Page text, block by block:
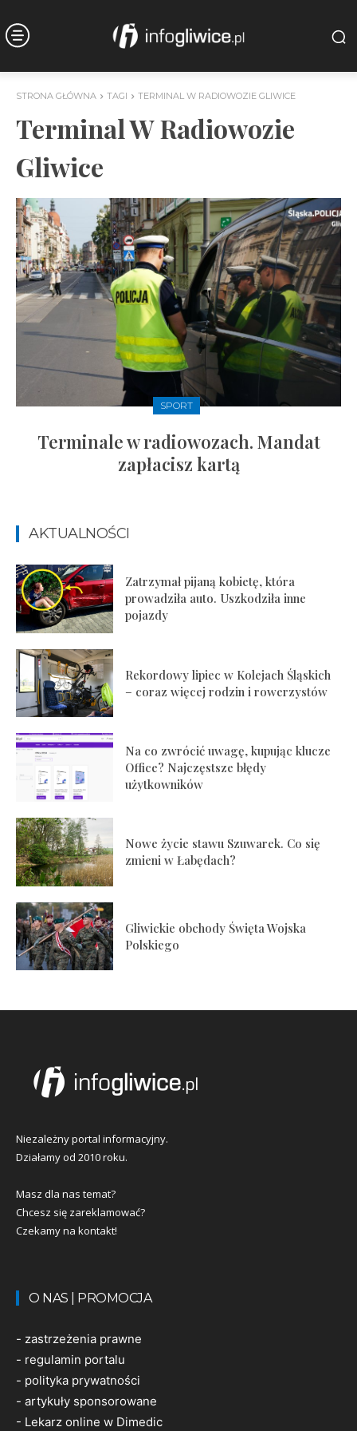
STRONA GŁÓWNA TAGI TERMINAL W RADIOWOZIE GLIWICE
Terminal W Radiowozie
Gliwice
SPORT
Terminale w radiowozach. Mandat
zapłacisz kartą
AKTUALNOŚCI
Zatrzymał pijaną kobietę, która
prowadziła auto. Uszkodziła inne
pojazdy
Rekordowy lipiec w Kolejach Śląskich
– coraz więcej rodzin i rowerzystów
Na co zwrócić uwagę, kupując klucze
Office? Najczęstsze błędy
użytkowników
Nowe życie stawu Szuwarek. Co się
zmieni w Łabędach?
Gliwickie obchody Święta Wojska
Polskiego
Niezależny portal informacyjny.
Działamy od 2010 roku.
Masz dla nas temat?
Chcesz się zareklamować?
Czekamy na kontakt!
O NAS | PROMOCJA
- zastrzeżenia prawne
- regulamin portalu
- polityka prywatności
- artykuły sponsorowane
- Lekarz online w Dimedic